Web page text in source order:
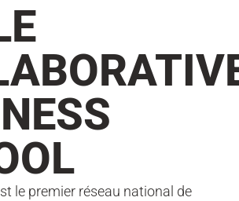
le premier réseau national de